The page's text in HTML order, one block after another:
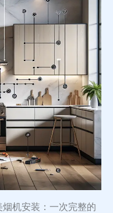
机安装：一次完整的